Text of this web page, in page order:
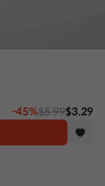
-45%$5.99$3.29